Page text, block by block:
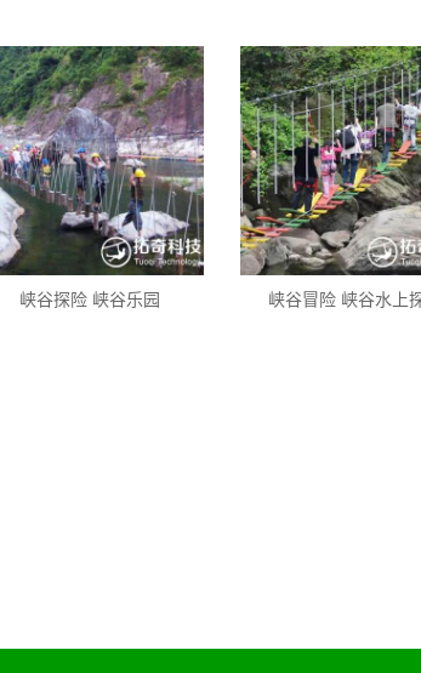
峡谷探险 峡谷乐园 峡谷冒险 峡谷水上